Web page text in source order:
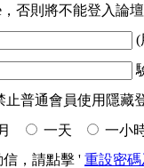
否則將不能登入論
(
普通會員使用隱藏
一天
一小
，請點擊 ' 重設密